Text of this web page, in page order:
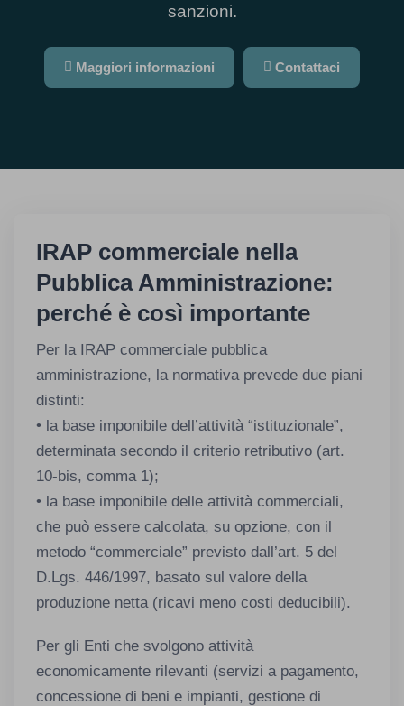
sanzioni.
Maggiori informazioni Contattaci
IRAP commerciale nella
Pubblica Amministrazione:
perché è così importante
Per la IRAP commerciale pubblica
amministrazione, la normativa prevede due piani
distinti:
• la base imponibile dell’attività “istituzionale”,
determinata secondo il criterio retributivo (art.
10-bis, comma 1);
• la base imponibile delle attività commerciali,
che può essere calcolata, su opzione, con il
metodo “commerciale” previsto dall’art. 5 del
D.Lgs. 446/1997, basato sul valore della
produzione netta (ricavi meno costi deducibili).
Per gli Enti che svolgono attività
economicamente rilevanti (servizi a pagamento,
concessione di beni e impianti, gestione di